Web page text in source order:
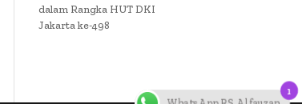
dalam Rangka HUT DKI
Jakarta ke-498
1